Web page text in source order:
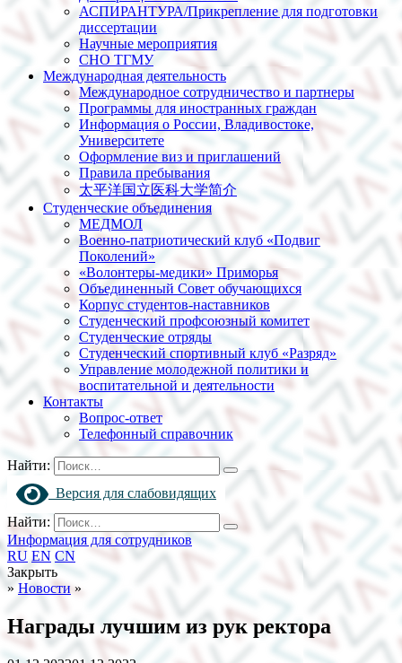
АСПИРАНТУРА/Прикрепление для подготовки
диссертации
Научные мероприятия
СНО ТГМУ
Международная деятельность
Международное сотрудничество и партнеры
Программы для иностранных граждан
Информация о России, Владивостоке,
Университете
Оформление виз и приглашений
Правила пребывания
太平洋国立医科大学简介
Студенческие объединения
МЕДМОЛ
Военно-патриотический клуб «Подвиг
Поколений»
«Волонтеры-медики» Приморья
Объединенный Совет обучающихся
Корпус студентов-наставников
Студенческий профсоюзный комитет
Студенческие отряды
Студенческий спортивный клуб «Разряд»
Управление молодежной политики и
воспитательной и деятельности
Контакты
Вопрос-ответ
Телефонный справочник
Найти:
Версия для слабовидящих
Найти:
Информация для сотрудников
RU EN CN
Закрыть
» Новости »
Награды лучшим из рук ректора